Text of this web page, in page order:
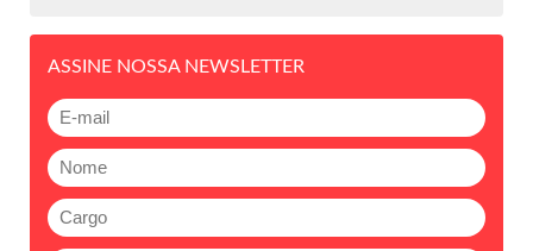
ASSINE NOSSA NEWSLETTER